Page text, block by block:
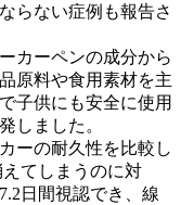
らない症例も報告さ
カーペンの成分から
原料や食用素材を主
子供にも安全に使用
しました。
ーの耐久性を比較し
てしまうのに対
日間視認でき、線